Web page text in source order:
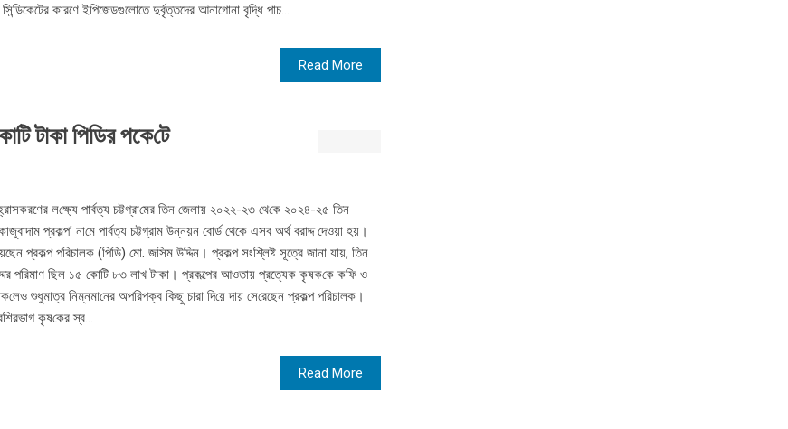
কারণে ইপিজেডগুলোতে দুর্বৃত্তদের আনাগোনা বৃদ্ধি পাচ...
Read More
টাকা পি‌ডির পকে‌টে
ল‌ক্ষ্যে পার্বত্য চট্টগ্রা‌মের তিন জেলায় ২০২২-২৩ থে‌কে ২০২৪-২৫ তিন
প্রক‌ল্প’ না‌মে পার্বত্য চট্টগ্রাম উন্নয়ন বোর্ড থেকে এসব অর্থ বরাদ্দ দেওয়া হয়।
প্রকল্প প‌রিচালক (পি‌ডি) মো. জ‌সিম উদ্দি‌ন। প্রকল্প সংশ্লিষ্ট সূত্রে জানা যায়, তিন
প‌রিমাণ ছিল ১৫ কোটি ৮৩ লাখ টাকা। প্রকল্পের আওতায় প্রত্যেক কৃষক‌কে কফি ও
শুধুমাত্র নিম্নমা‌নের অপ‌রিপক্ব কিছু চারা দি‌য়ে দায় সে‌রেছেন প্রকল্প প‌রিচালক।
কৃষ‌কের স্ব...
Read More